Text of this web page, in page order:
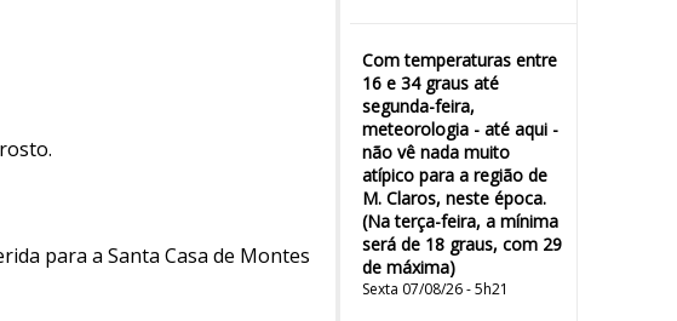
Com temperaturas entre
16 e 34 graus até
segunda-feira,
meteorologia - até aqui -
não vê nada muito
atípico para a região de
M. Claros, neste época.
(Na terça-feira, a mínima
será de 18 graus, com 29
de máxima)
Sexta 07/08/26 - 5h21
para a Santa Casa de Montes